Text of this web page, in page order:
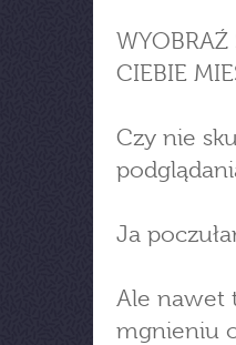
CIEBIE
Czy nie
Ja
Ale nawet
mgnieniu